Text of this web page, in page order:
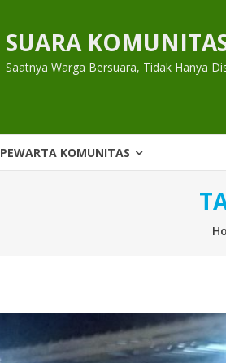
SUARA
Saatnya Warga Bersuara, Tidak Hanya
PEWARTA KOMUNITAS